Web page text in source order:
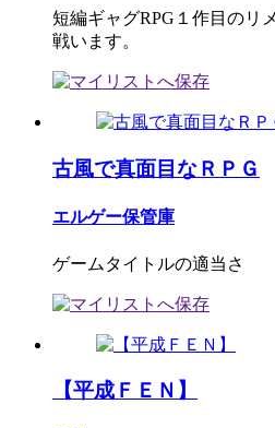
短編ギャグRPG１作目のリ
戦います。
古風で真面目なＲＰＧ
エルゲー保管庫
ゲームタイトルの適当さ
【平成ＦＥＮ】